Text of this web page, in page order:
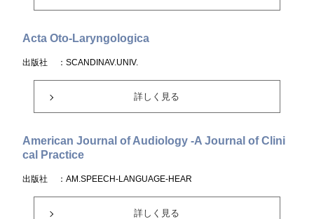
Acta Oto-Laryngologica
出版社 ：SCANDINAV.UNIV.
詳しく見る
American Journal of Audiology -A Journal of Clini
cal Practice
出版社 ：AM.SPEECH-LANGUAGE-HEAR
詳しく見る